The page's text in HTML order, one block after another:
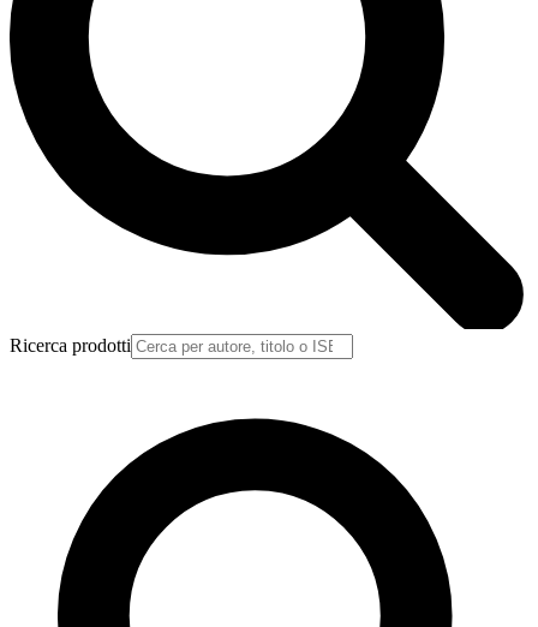
Ricerca prodotti